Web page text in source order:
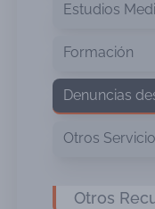
Estudios
Formación
Denuncias
Otros
Otros